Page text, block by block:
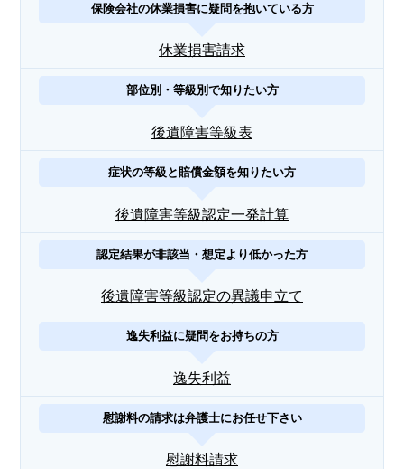
保険会社の休業損害に疑問を抱いている方
休業損害請求
部位別・等級別で知りたい方
後遺障害等級表
症状の等級と賠償金額を知りたい方
後遺障害等級認定一発計算
認定結果が非該当・想定より低かった方
後遺障害等級認定の異議申立て
逸失利益に疑問をお持ちの方
逸失利益
慰謝料の請求は弁護士にお任せ下さい
慰謝料請求